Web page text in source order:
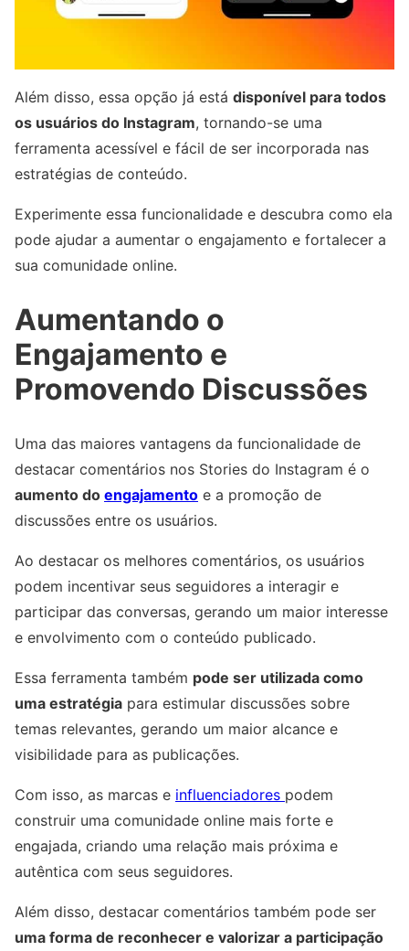
Além disso, essa opção já está disponível para todos
os usuários do Instagram, tornando-se uma
ferramenta acessível e fácil de ser incorporada nas
estratégias de conteúdo.
Experimente essa funcionalidade e descubra como ela
pode ajudar a aumentar o engajamento e fortalecer a
sua comunidade online.
Aumentando o
Engajamento e
Promovendo Discussões
Uma das maiores vantagens da funcionalidade de
destacar comentários nos Stories do Instagram é o
aumento do engajamento e a promoção de
discussões entre os usuários.
Ao destacar os melhores comentários, os usuários
podem incentivar seus seguidores a interagir e
participar das conversas, gerando um maior interesse
e envolvimento com o conteúdo publicado.
Essa ferramenta também pode ser utilizada como
uma estratégia para estimular discussões sobre
temas relevantes, gerando um maior alcance e
visibilidade para as publicações.
Com isso, as marcas e influenciadores podem
construir uma comunidade online mais forte e
engajada, criando uma relação mais próxima e
autêntica com seus seguidores.
Além disso, destacar comentários também pode ser
uma forma de reconhecer e valorizar a participação